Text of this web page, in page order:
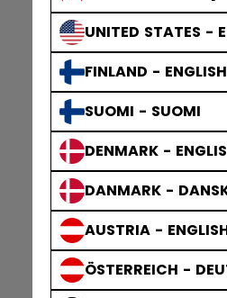
UNITED STATES -
FINLAND - ENGLISH
SUOMI - SUOMI
DENMARK -
DANMARK -
AUSTRIA -
ÖSTERREICH -